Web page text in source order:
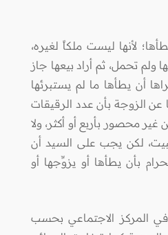
لأنها ليست ملكاً لغيره،
ولم تحمل، ثم أراد بيعها جاز
أن يطأها ما لم يستبرئها
الزوجة بأن عدد الرقيقات
غير محصور بأربع أو أكثر، ولا
لكن يجب على السيد أن
بأن يطأها أو يزوِّجها أو
المركز الاجتماعي بحسب